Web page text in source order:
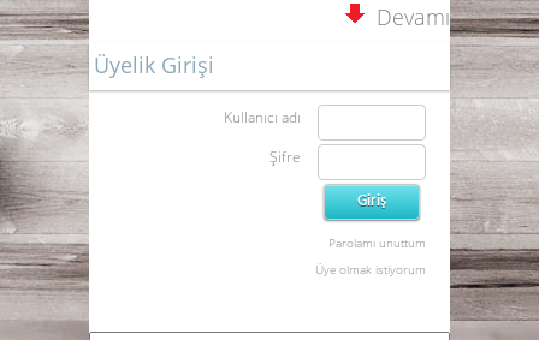
Devamı
Üyelik Girişi
Kullanıcı adı
Şifre
Parolamı unuttum
Üye olmak istiyorum